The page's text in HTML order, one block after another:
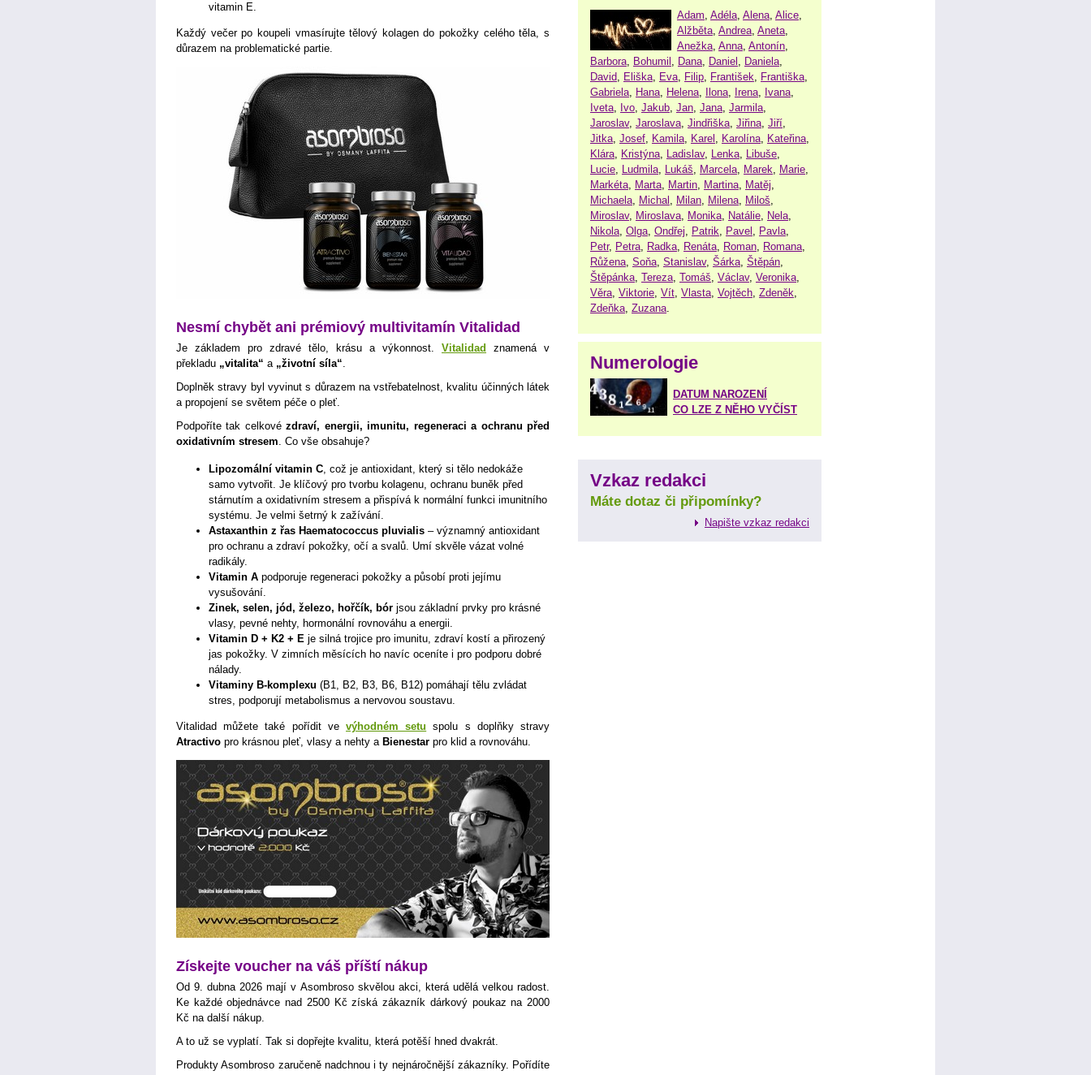
vitamin E.
Každý večer po koupeli vmasírujte tělový kolagen do pokožky celého těla, s
důrazem na problematické partie.
Nesmí chybět ani prémiový multivitamín Vitalidad
Je základem pro zdravé tělo, krásu a výkonnost. Vitalidad
znamená v
překladu „vitalita“ a „životní síla“
Doplněk stravy byl vyvinut s důrazem na vstřebatelnost, kvalitu účinných látek
a propojení se světem péče o pleť.
Podpoříte tak celkovézdraví, energii, imunitu, regeneraci a ochranu před
oxidativním stresem . Co vše obsahuje?
Lipozomální vitamin C , což je antioxidant, který si tělo nedokáže
samo vytvořit. Je klíčový pro tvorbu kolagenu, ochranu buněk před
stárnutím a oxidativním stresem a přispívá k normální funkci imunitního
systému. Je velmi šetrný k zažívání.
Astaxanthin z řas Haematococcus pluvialis – významný antioxidant
pro ochranu a zdraví pokožky, očí a svalů. Umí skvěle vázat volné
radikály.
Vitamin A podporuje regeneraci pokožky a působí proti jejímu
vysušování.
Zinek, selen, jód, železo, hořčík, bór jsou základní prvky pro krásné
vlasy, pevné nehty, hormonální rovnováhu a energii.
Vitamin D + K2 + E je silná trojice pro imunitu, zdraví kostí a přirozený
jas pokožky. V zimních měsících ho navíc oceníte i pro podporu dobré
nálady.
Vitaminy B-komplexu (B1, B2, B3, B6, B12) pomáhají tělu zvládat
stres, podporují metabolismus a nervovou soustavu.
Vitalidad můžete také pořídit ve výhodném setu spolu s doplňky stravy
Atractivo pro krásnou pleť, vlasy a nehty a Bienestar pro klid a rovnováhu.
Získejte voucher na váš příští nákup
Od 9. dubna 2026 mají v Asombroso skvělou akci, která udělá velkou radost.
Ke každé objednávce nad 2500 Kč získá zákazník dárkový poukaz na 2000
Kč na další nákup.
A to už se vyplatí. Tak si dopřejte kvalitu, která potěší hned dvakrát.
Produkty Asombroso zaručeně nadchnou i ty nejnáročnější zákazníky. Pořídíte
Adam Adéla Alena Alice
Alžběta Andrea Aneta
Anežka Anna Antonín
Barbora Bohumil Dana Daniel Daniela
David Eliška Eva Filip František Františka
Gabriela Hana Helena Ilona Irena Ivana
Iveta Ivo Jakub Jan Jana Jarmila
Jaroslav, Jaroslava Jindřiška Jiřina Jiří
Jitka Josef Kamila Karel Karolína Kateřina
Klára Kristýna Ladislav, Lenka Libuše
Lucie Ludmila Lukáš Marcela Marek Marie
Markéta Marta Martin Martina Matěj
Michaela Michal Milan Milena Miloš
Miroslav, Miroslava Monika Natálie Nela
Nikola Olga Ondřej Patrik Pavel Pavla
Petr, Petra Radka Renáta Roman Romana
Růžena Soňa Stanislav, Šárka Štěpán
Štěpánka Tereza Tomáš Václav, Veronika
Věra Viktorie Vít Vlasta Vojtěch Zdeněk
Zdeňka Zuzana
Numerologie
DATUM NAROZENÍ
CO LZE Z NĚHO VYČÍST
Vzkaz redakci
Máte dotaz či připomínky?
Napište vzkaz redakci